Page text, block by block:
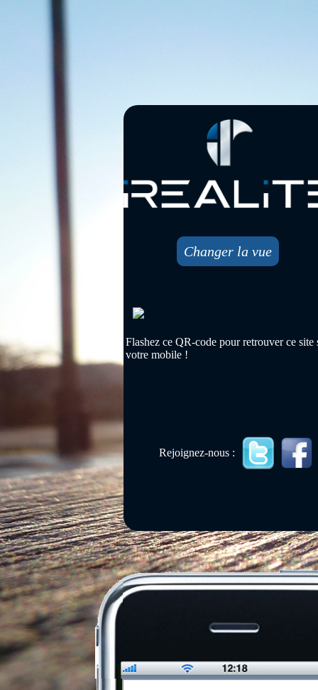
Changer la vue
Flashez ce QR-code pour retrouver ce site
votre mobile !
Rejoignez-nous :